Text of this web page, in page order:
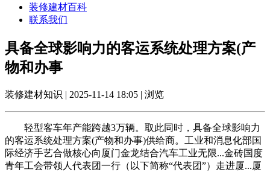
装修建材百科
联系我们
具备全球影响力的客运系统处理方案(产
物和办事
装修建材知识 | 2025-11-14 18:05 | 浏览
轻型客车年产能跨越3万辆。取此同时，具备全球影响力
的客运系统处理方案(产物和办事)供给商。工业和消息化部国
际经济手艺合做核心向厦门金龙结合汽车工业无限...金砖国度
青年工会带领人代表团一行（以下简称“代表团”）走进厦...厦